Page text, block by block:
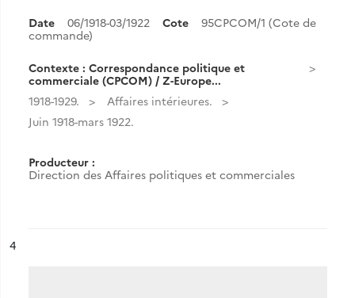
Date 06/1918-03/1922 Cote
95CPCOM/1 (Cote de
commande)
Contexte : Correspondance politique et
commerciale (CPCOM) / Z-Europe...
1918-1929.
Affaires intérieures.
Juin 1918-mars 1922.
Producteur :
Direction des Affaires politiques et commerciales
n°
4